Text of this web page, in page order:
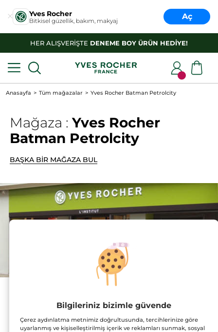
Yves Rocher
Bitkisel güzellik, bakım, makyaj Aç
HER ALIŞVERİŞTE DENEME BOY ÜRÜN HEDİYE!
Anasayfa Tüm mağazalar Yves Rocher Batman Petrolcity
Mağaza :Yves Rocher
Batman Petrolcity
BAŞKA BİR MAĞAZA BUL
Gültepe Mahallesi,
Demokrasi Bulvarı,
No:60, İç Kapı No:21
72070 MERKEZ
HARİTADA GÖSTER
Bilgileriniz bizimle güvende
Çerez aydınlatma metnimiz doğrultusunda, tercihlerinize göre
uyarlanmış ve kişiselleştirilmiş içerik ve reklamları sunmak, sosyal